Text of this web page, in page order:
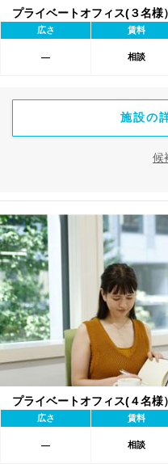
プライベートオフィス(３名様）
広さ 賃料
― 相談
施設の
候
プライベートオフィス(４名様）
広さ 賃料
― 相談